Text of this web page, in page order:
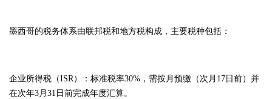
墨西哥的税务体系由联邦税和地方税构成，主要税种包括：
企业所得税（ISR）：标准税率30%，需按月预缴（次月17日前）并
在次年3月31日前完成年度汇算。